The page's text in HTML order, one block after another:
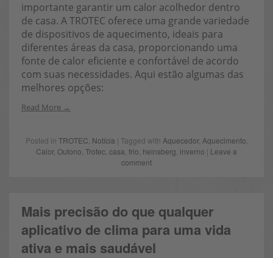
importante garantir um calor acolhedor dentro
de casa. A TROTEC oferece uma grande variedade
de dispositivos de aquecimento, ideais para
diferentes áreas da casa, proporcionando uma
fonte de calor eficiente e confortável de acordo
com suas necessidades. Aqui estão algumas das
melhores opções:
Read More
Posted in TROTEC Notícia | Tagged with Aquecedor, Aquecimento
Calor, Outono Trotec casa frio heinsberg inverno | Leave a
comment
Mais precisão do que qualquer
aplicativo de clima para uma vida
ativa e mais saudável